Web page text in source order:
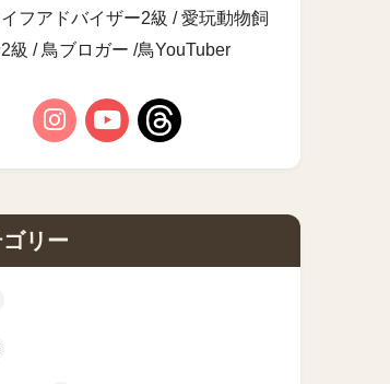
フアドバイザー2級 / 愛玩動物飼
級 / 鳥ブロガー /鳥YouTuber
リー